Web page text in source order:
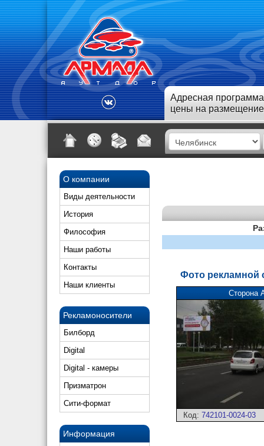
Адресная
цены на размещение
О компании
Виды деятельности
История
Философия
Наши работы
Контакты
Наши клиенты
Рекламоносители
Билборд
Digital
Digital - камеры
Призматрон
Сити-формат
Информация
Фото рекламной
Сторона
Код: 742101-0024-03